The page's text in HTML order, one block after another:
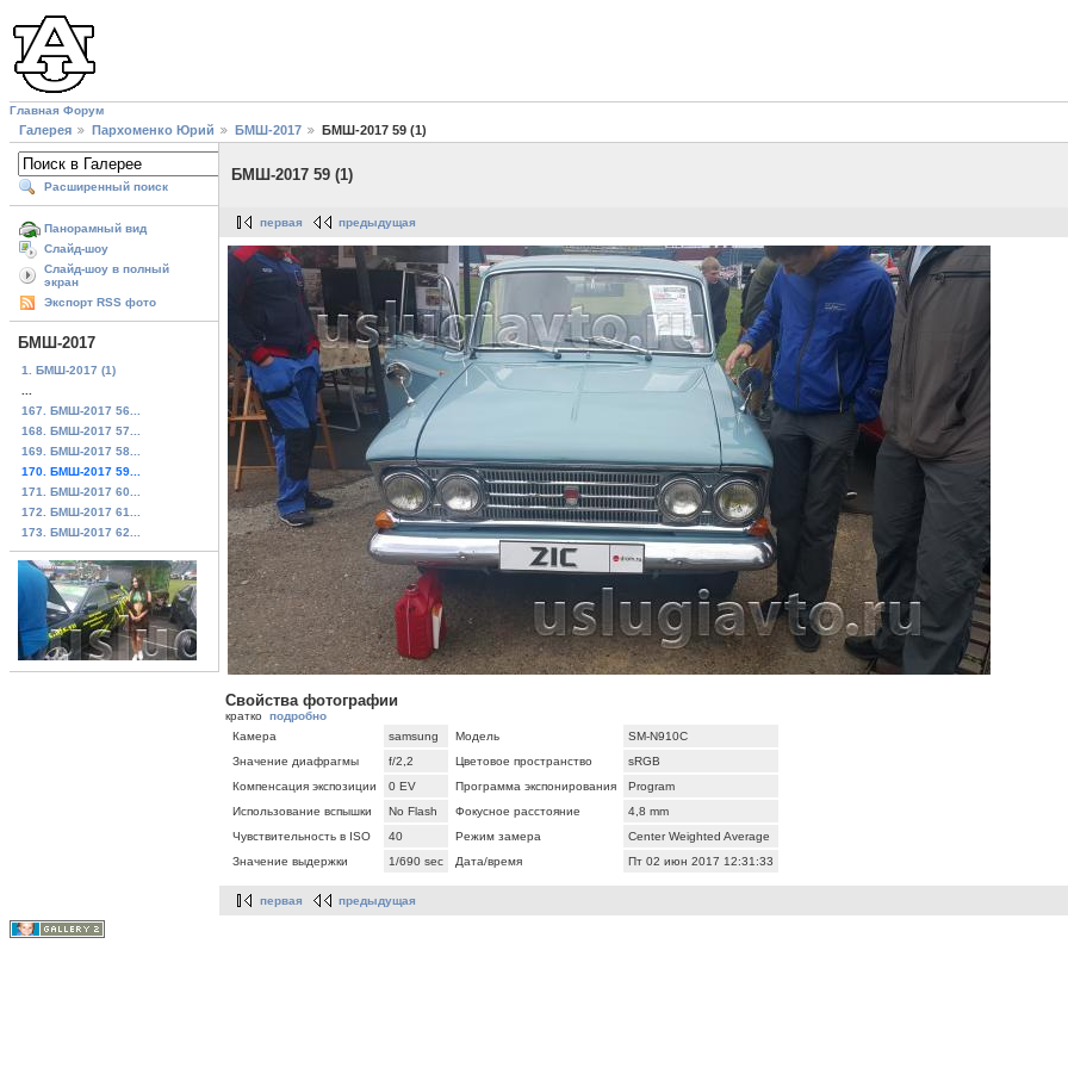
Главная Форум
Галерея Пархоменко Юрий БМШ-2017 БМШ-2017 59 (1)
Расширенный поиск
Панорамный вид
Слайд-шоу
Слайд-шоу в полный
экран
Экспорт RSS фото
БМШ-2017
1. БМШ-2017 (1)
167. БМШ-2017 56...
168. БМШ-2017 57...
169. БМШ-2017 58...
170. БМШ-2017 59...
171. БМШ-2017 60...
172. БМШ-2017 61...
173. БМШ-2017 62...
БМШ-2017 59 (1)
первая предыдущая
Свойства фотографии
кратко подробно
Камера
samsung Модель
SM-N910C
Значение диафрагмы
f/2,2 Цветовое пространство
sRGB
Компенсация экспозиции
0 EV Программа экспонирования
Program
Использование вспышки
No Flash Фокусное расстояние
4,8 mm
Чувствительность в ISO
40 Режим замера
Center Weighted Average
Значение выдержки
1/690 sec Дата/время Пт 02 июн 2017 12:31:33
первая предыдущая